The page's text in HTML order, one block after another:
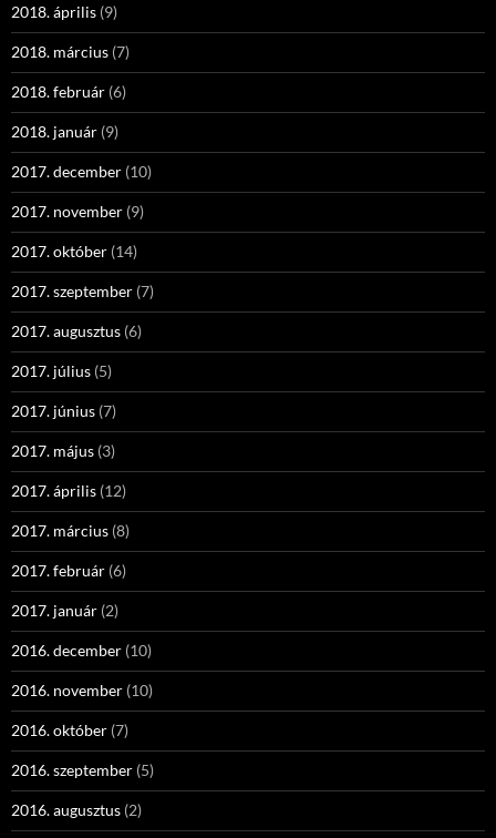
2018. április (9)
2018. március (7)
2018. február (6)
2018. január (9)
2017. december (10)
2017. november (9)
2017. október (14)
2017. szeptember (7)
2017. augusztus (6)
2017. július (5)
2017. június (7)
2017. május (3)
2017. április (12)
2017. március (8)
2017. február (6)
2017. január (2)
2016. december (10)
2016. november (10)
2016. október (7)
2016. szeptember (5)
2016. augusztus (2)